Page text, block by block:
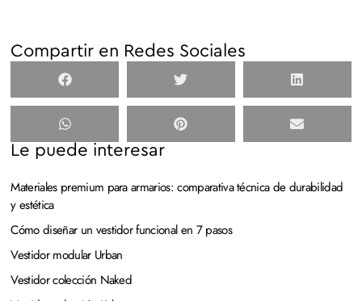
Compartir en Redes Sociales
Le puede interesar
Materiales premium para armarios: comparativa técnica de durabilidad
y estética
Cómo diseñar un vestidor funcional en 7 pasos
Vestidor modular Urban
Vestidor colección Naked